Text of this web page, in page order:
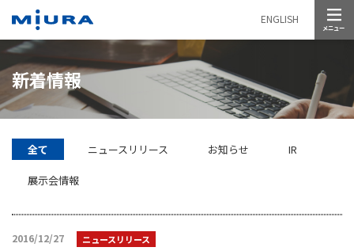
ENGLISH
新着情報
全て ニュースリリース お知らせ IR
展示会情報
2016/12/27 ニュースリリース